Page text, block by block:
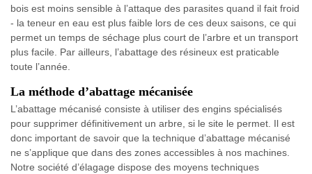
bois est moins sensible à l’attaque des parasites quand il fait froid
- la teneur en eau est plus faible lors de ces deux saisons, ce qui
permet un temps de séchage plus court de l’arbre et un transport
plus facile. Par ailleurs, l’abattage des résineux est praticable
toute l’année.
La méthode d’abattage mécanisée
L’abattage mécanisé consiste à utiliser des engins spécialisés
pour supprimer définitivement un arbre, si le site le permet. Il est
donc important de savoir que la technique d’abattage mécanisé
ne s’applique que dans des zones accessibles à nos machines.
Notre société d’élagage dispose des moyens techniques